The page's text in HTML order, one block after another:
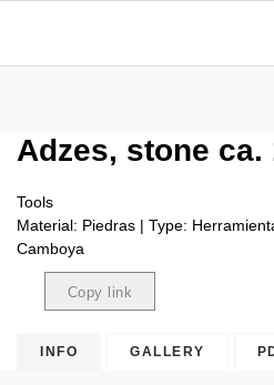
Adzes, stone ca.
Tools
Material: Piedras | Type:
Camboya
Copy link
INFO GALLERY